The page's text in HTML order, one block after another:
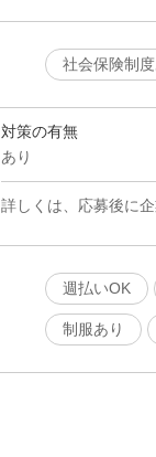
社会保険制度
対策の有無
あり
詳しくは、応募後に
週払いOK
制服あり